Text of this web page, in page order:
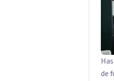
de